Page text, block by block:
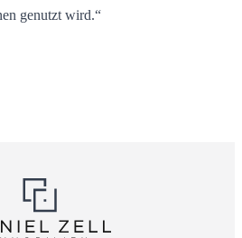
genutzt wird.“